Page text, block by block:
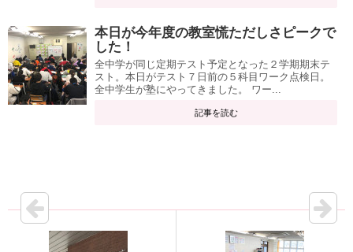
本日が今年度の教室慌ただしさピークで
した！
全中学が同じ定期テスト予定となった２学期期末テ
スト。本日がテスト７日前の５科目ワーク点検日。
全中学生が塾にやってきました。 ワー...
記事を読む